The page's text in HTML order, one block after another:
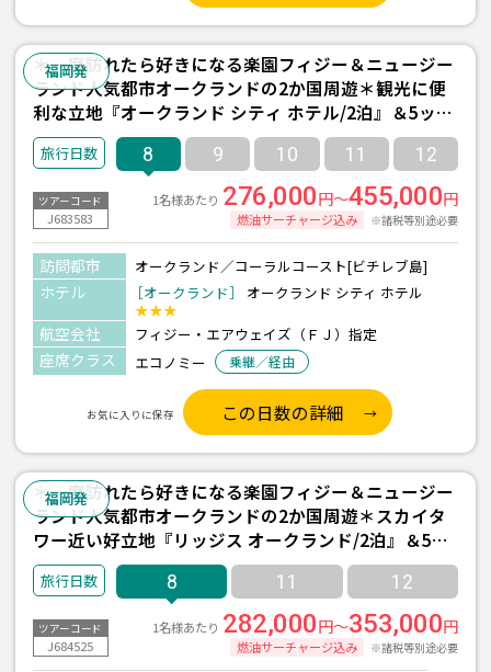
福岡発
＊一度訪れたら好きになる楽園フィジー＆ニュージー
ランド人気都市オークランドの2か国周遊＊観光に便
利な立地『オークランド シティ ホテル/2泊』＆5ッ星
『インターコンチネンタル フィジー/3泊(朝食付き)』
宿泊 8日間 ＜フィジーエアウェイズ利用/福岡発着＞
8 9 10 11 12
ツアーコード
J683583
1名様あたり 276,000円～455,000円
燃油サーチャージ込み ※諸税等別途必要
訪問都市 オークランド／コーラルコースト[ビチレブ島]
ホテル ［オークランド］
オークランド シティ ホテル
★★★
航空会社 フィジー・エアウェイズ（ＦＪ）指定
座席クラス エコノミー 乗継／経由
お気に入りに保存 この日数の詳細
福岡発
＊一度訪れたら好きになる楽園フィジー＆ニュージー
ランド人気都市オークランドの2か国周遊＊スカイタ
ワー近い好立地『リッジス オークランド/2泊』＆5ッ
星『インターコンチネンタル フィジー/3泊(朝食付
き)』宿泊 8日間 ＜フィジーエアウェイズ利用/福岡発
8 11 12
ツアーコード
J684525
1名様あたり 282,000円～353,000円
燃油サーチャージ込み ※諸税等別途必要